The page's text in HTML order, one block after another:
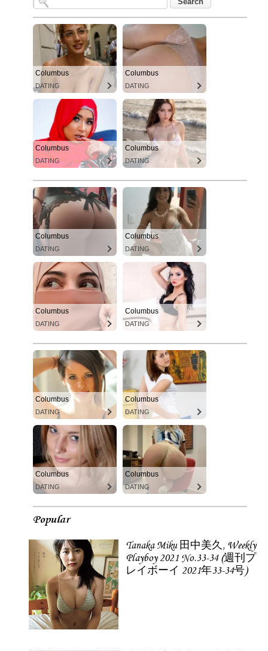
Columbus
DATING
Columbus
DATING
Columbus
DATING
Columbus
DATING
Columbus
DATING
Columbus
DATING
Columbus
DATING
Columbus
DATING
Columbus
DATING
Columbus
DATING
Columbus
DATING
Columbus
DATING
Popular
Tanaka Miku 田中美久, Weekly
Playboy 2021 No.33-34 (週刊プ
レイボーイ 2021年33-34号)